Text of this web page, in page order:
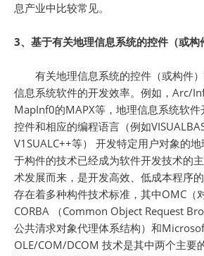
息产业中比较常见。
3、基于有关地理信息系统的控件（或构
有关地理信息系统的控件（或构件
信息系统软件的开发效率。例如，Arc/
MapInf0的MAPX等，地理信息系统软
控件和相应的编程语言（例如
V1SUALC++等） 开发特定用户对象的
于构件的技术已经成为软件开发技术的
术发展而来，是开发高效、低成本程序
存在着多种构件技术标准，其中OMC（
CORBA （Common Object Request
公共清求对象代理体系结构）和
OLE/COM/DCOM 技术是其中两个主要